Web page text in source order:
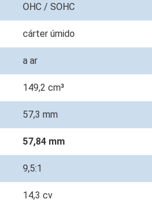
OHC / SOHC
cárter úmido
a ar
149,2 cm³
57,3 mm
57,84 mm
9,5:1
14,3 cv